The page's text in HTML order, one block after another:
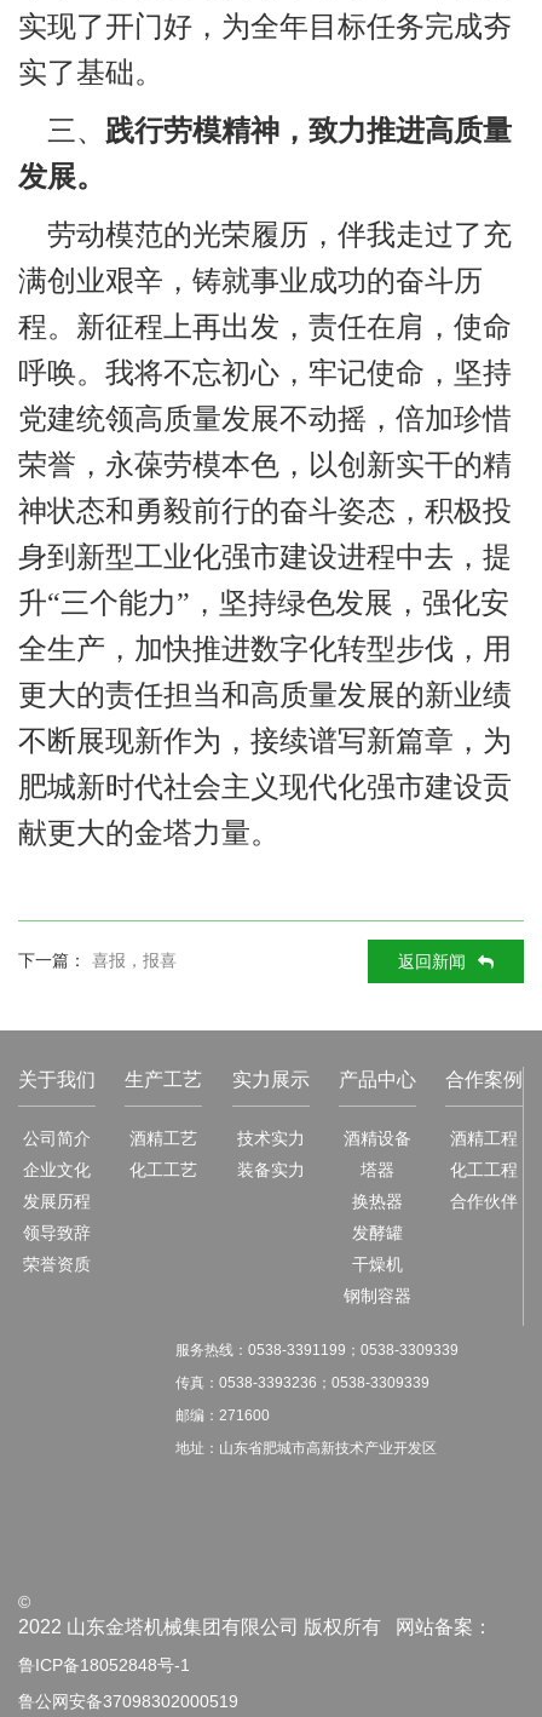
实现了开门好，为全年目标任务完成夯
实了基础。
三、 践行劳模精神，致力推进高质量
发展。
劳动模范的光荣履历，伴我走过了充
满创业艰辛，铸就事业成功的奋斗历
程。新征程上再出发，责任在肩，使命
呼唤。我将不忘初心，牢记使命，坚持
党建统领高质量发展不动摇，倍加珍惜
荣誉，永葆劳模本色，以创新实干的精
神状态和勇毅前行的奋斗姿态，积极投
身到新型工业化强市建设进程中去，提
升“三个能力”，坚持绿色发展，强化安
全生产，加快推进数字化转型步伐，用
更大的责任担当和高质量发展的新业绩
不断展现新作为，接续谱写新篇章，为
肥城新时代社会主义现代化强市建设贡
献更大的金塔力量。
下一篇： 喜报，报喜 返回新闻
关于我们
公司简介
企业文化
发展历程
领导致辞
荣誉资质
生产工艺
酒精工艺
化工工艺
实力展示
技术实力
装备实力
产品中心
酒精设备
塔器
换热器
发酵罐
干燥机
钢制容器
合作案例
酒精工程
化工工程
合作伙伴
服务热线： 0538-3391199； 0538-3309339
传真： 0538-3393236； 0538-3309339
邮编：271600
地址：山东省肥城市高新技术产业开发区
©
2022 山东金塔机械集团有限公司 版权所有 网站备案：
鲁ICP备18052848号-1
鲁公网安备37098302000519